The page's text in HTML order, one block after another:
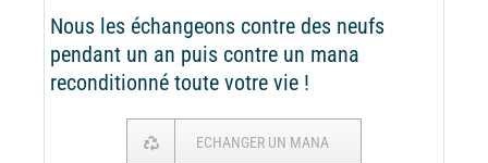
Nous les échangeons contre des neufs
pendant un an puis contre un mana
reconditionné toute votre vie !
ECHANGER UN MANA